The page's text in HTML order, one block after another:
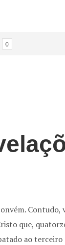
0
Contudo,
que,
ao terceiro